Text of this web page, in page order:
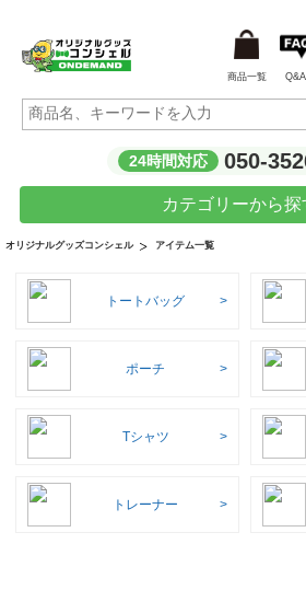
商品一覧 Q&A
24時間対応 050-
カテゴリーから探
オリジナルグッズコンシェル アイテム一覧
トートバッグ
ポーチ
Tシャツ
トレーナー